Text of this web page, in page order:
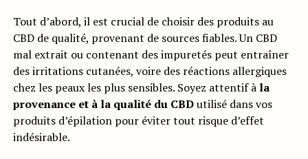
Tout d’abord, il est crucial de choisir des produits au
CBD de qualité, provenant de sources fiables. Un CBD
mal extrait ou contenant des impuretés peut entraîner
des irritations cutanées, voire des réactions allergiques
chez les peaux les plus sensibles. Soyez attentif à la
provenance et à la qualité du CBDutilisé dans vos
produits d’épilation pour éviter tout risque d’effet
indésirable.